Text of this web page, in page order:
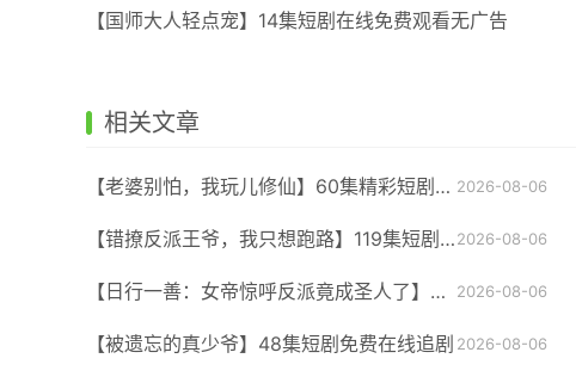
【国师大人轻点宠】14集短剧在线免费观看无广告
相关文章
2026-08-06
【老婆别怕，我玩儿修仙】60集精彩短剧在线赏看
2026-08-06
【错撩反派王爷，我只想跑路】119集短剧在线免费畅享全集
2026-08-06
【日行一善：女帝惊呼反派竟成圣人了】96集短剧全集在线畅看
2026-08-06
【被遗忘的真少爷】48集短剧免费在线追剧